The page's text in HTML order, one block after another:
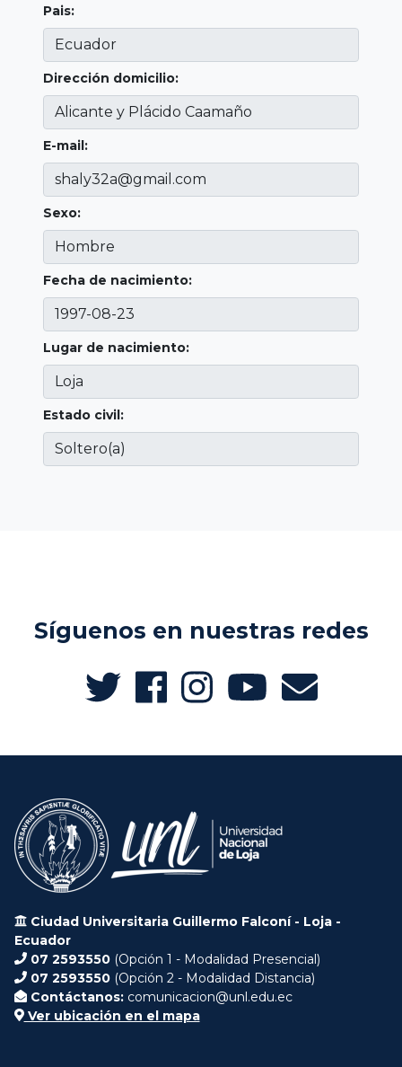
Pais:
Dirección domicilio:
E-mail:
Sexo:
Fecha de nacimiento:
Lugar de nacimiento:
Estado civil:
Síguenos en nuestras redes
Ciudad Universitaria Guillermo Falconí - Loja -
Ecuador
07 2593550 (Opción 1 - Modalidad Presencial)
07 2593550 (Opción 2 - Modalidad Distancia)
Contáctanos: comunicacion@unl.edu.ec
Ver ubicación en el mapa